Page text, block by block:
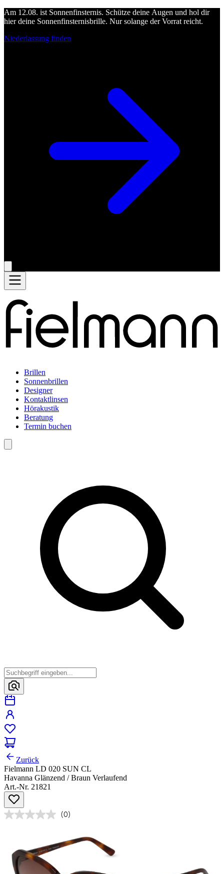
Am 12.08. ist Sonnenfinsternis. Schütze deine Augen und hol dir
hier deine Sonnenfinsternisbrille. Nur solange der Vorrat reicht.
Niederlassung finden
Brillen
Sonnenbrillen
Designer
Kontaktlinsen
Hörakustik
Beratung
Termin buchen
Zurück
Fielmann LD 020 SUN CL
Havanna Glänzend / Braun Verlaufend
Art.-Nr. 21821
(0)